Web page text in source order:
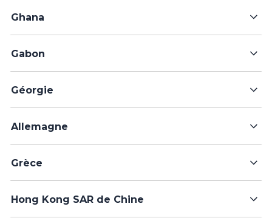
Ghana
Gabon
Géorgie
Allemagne
Grèce
Hong Kong SAR de Chine